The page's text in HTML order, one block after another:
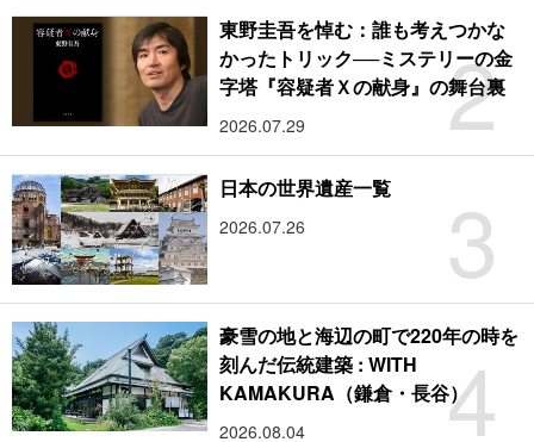
2
東野圭吾を悼む：誰も考えつかな
かったトリック──ミステリーの金
字塔『容疑者Ｘの献身』の舞台裏
2026.07.29
3
日本の世界遺産一覧
2026.07.26
4
豪雪の地と海辺の町で220年の時を
刻んだ伝統建築 : WITH
KAMAKURA（鎌倉・長谷）
2026.08.04